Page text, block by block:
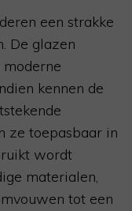
een strakke
De glazen
kennen de
ze toepasbaar in
wordt
materialen,
tot een